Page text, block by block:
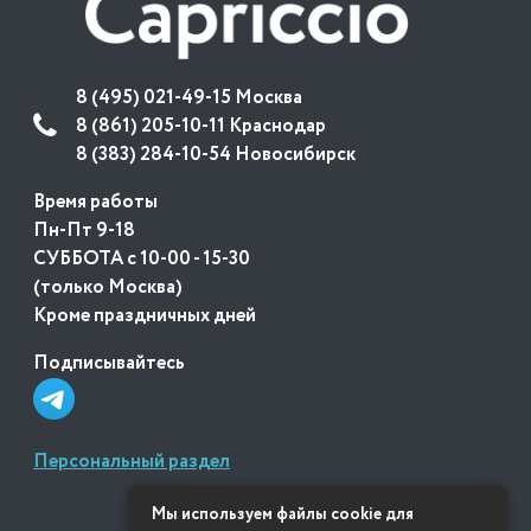
8 (495) 021-49-15 Москва
8 (861) 205-10-11 Краснодар
8 (383) 284-10-54 Новосибирск
Время работы
Пн-Пт 9-18
СУББОТА с 10-00 - 15-30
(только Москва)
Кроме праздничных дней
Подписывайтесь
Персональный раздел
Мы используем файлы cookie для